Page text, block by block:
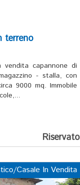
terreno
vendita capannone di
- stalla, con
9000 mq. Immobile
Riservato
Casale In Vendita